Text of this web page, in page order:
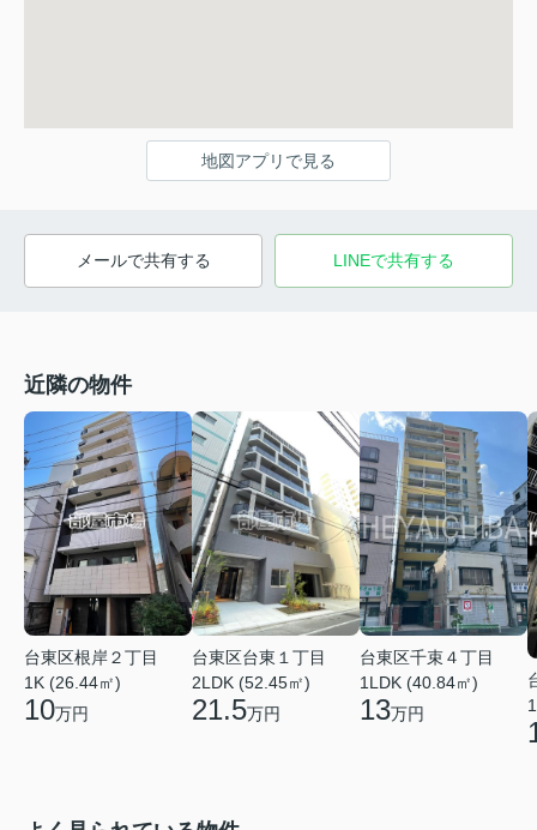
地図アプリで見る
メールで共有する LINEで共有する
近隣の物件
台東区根岸２丁目
1K (26.44㎡)
10万円
台東区台東１丁目
2LDK (52.45㎡)
21.5万円
台東区千束４丁目
1LDK (40.84㎡)
13万円